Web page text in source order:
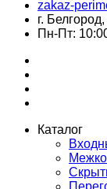
zakaz-
г.
Пн-Пт:
Каталог